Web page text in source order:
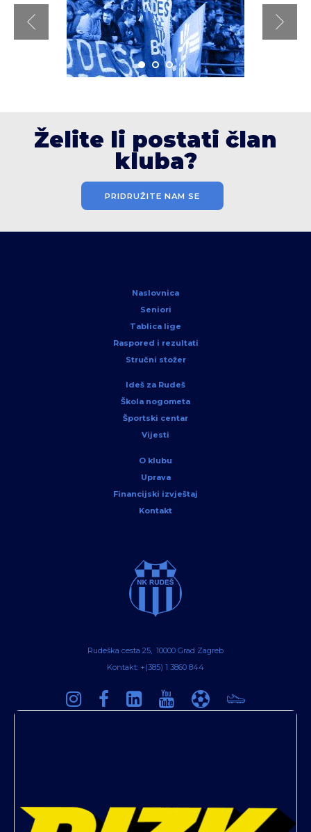
Želite li postati član
kluba?
PRIDRUŽITE NAM SE
Naslovnica
Seniori
Tablica lige
Raspored i rezultati
Stručni stožer
Ideš za Rudeš
Škola nogometa
Športski centar
Vijesti
O klubu
Uprava
Financijski izvještaj
Kontakt
Rudeška cesta 25, 10000 Grad Zagreb
Kontakt: +(385) 1 3860 844